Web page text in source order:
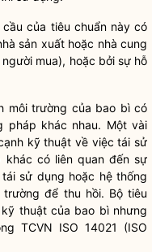
của tiêu chuẩn này có
sản xuất hoặc nhà cung
mua), hoặc bởi sự hỗ
môi trường của bao bì có
pháp khác nhau. Một vài
kỹ thuật về việc tái sử
có liên quan đến sự
sử dụng hoặc hệ thống
để thu hồi. Bộ tiêu
thuật của bao bì nhưng
TCVN ISO 14021 (ISO